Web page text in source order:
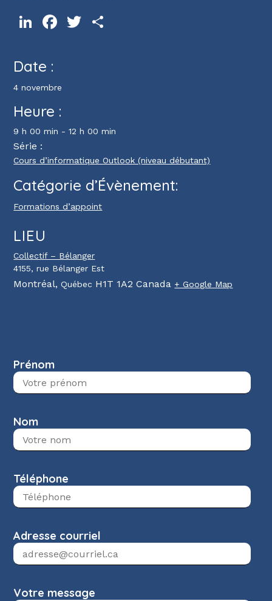
LinkedInFacebookTwitter
Date :
4 novembre
Heure :
9 h 00 min - 12 h 00 min
Série :
Cours d’informatique Outlook (niveau débutant)
Catégorie d’Évènement:
Formations d’appoint
LIEU
Collectif – Bélanger
4155, rue Bélanger Est
Montréal, Québec H1T 1A2 Canada + Google Map
Prénom
Nom
Téléphone
Adresse courriel
Votre message